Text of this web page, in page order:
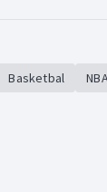
Basketbal